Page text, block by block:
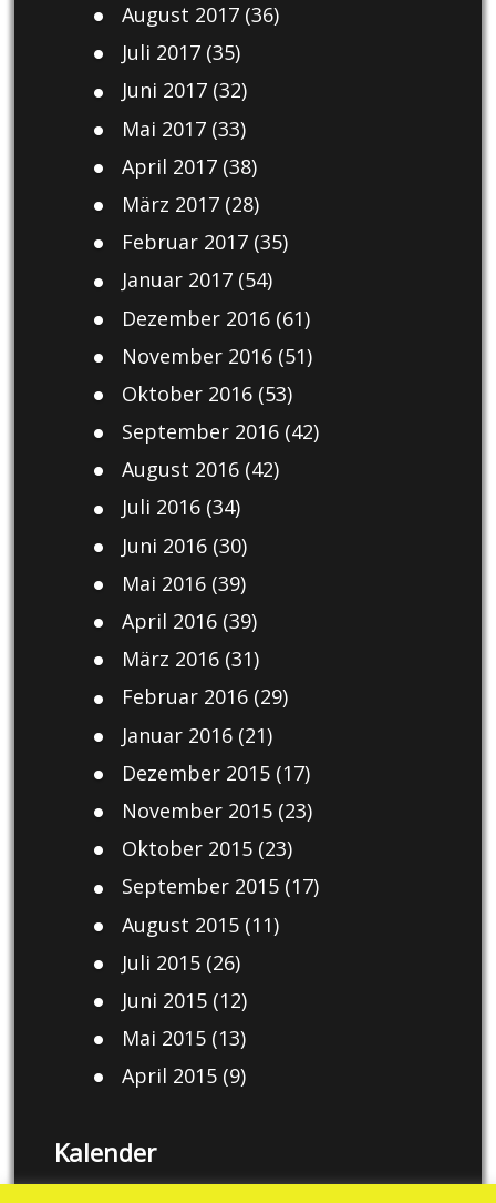
August 2017(36)
Juli 2017(35)
Juni 2017(32)
Mai 2017(33)
April 2017(38)
März 2017(28)
Februar 2017(35)
Januar 2017(54)
Dezember 2016(61)
November 2016(51)
Oktober 2016(53)
September 2016(42)
August 2016(42)
Juli 2016(34)
Juni 2016(30)
Mai 2016(39)
April 2016(39)
März 2016(31)
Februar 2016(29)
Januar 2016(21)
Dezember 2015(17)
November 2015(23)
Oktober 2015(23)
September 2015(17)
August 2015(11)
Juli 2015(26)
Juni 2015(12)
Mai 2015(13)
April 2015(9)
Kalender